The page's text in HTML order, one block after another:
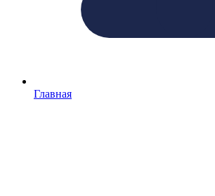
Главная